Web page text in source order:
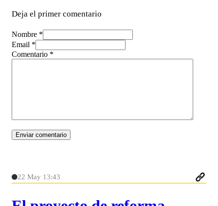
Deja el primer comentario
Nombre *
Email *
Comentario *
22 May 13:43